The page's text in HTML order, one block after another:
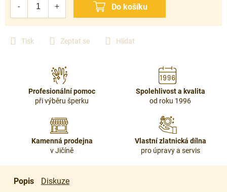
Tisk Zeptat se Hlídat
Profesionální pomoc
při výběru šperku
Spolehlivost a kvalita
od roku 1996
Kamenná prodejna
v Jičíně
Vlastní zlatnická dílna
pro úpravy a servis
Popis Diskuze